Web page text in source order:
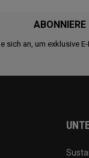
sich an, um exklusive